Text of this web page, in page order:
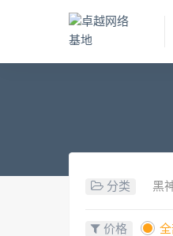
分类 黑
价格 全